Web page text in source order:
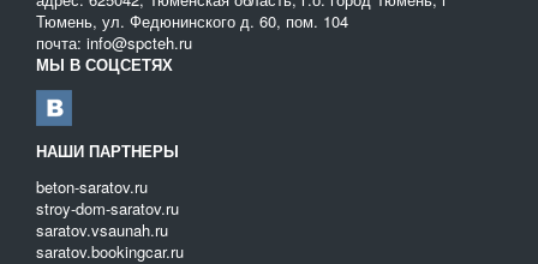
манипуляторов или опубликуйте заявку на аренду в
соответствующем разделе.
Тюмень, ул. Федюнинского д. 60, пом. 104
почта: info@spcteh.ru
МЫ В СОЦСЕТЯХ
НАШИ ПАРТНЕРЫ
beton-saratov.ru
stroy-dom-saratov.ru
saratov.vsaunah.ru
saratov.bookingcar.ru